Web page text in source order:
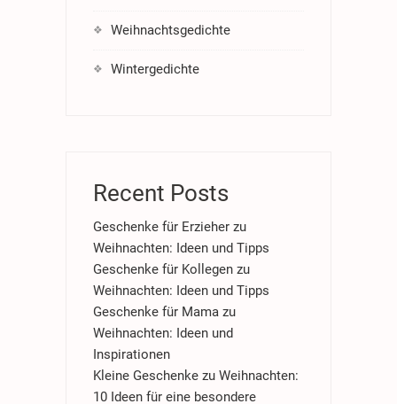
Weihnachtsgedichte
Wintergedichte
Recent Posts
Geschenke für Erzieher zu
Weihnachten: Ideen und Tipps
Geschenke für Kollegen zu
Weihnachten: Ideen und Tipps
Geschenke für Mama zu
Weihnachten: Ideen und
Inspirationen
Kleine Geschenke zu Weihnachten:
10 Ideen für eine besondere